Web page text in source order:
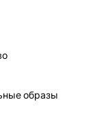
образы